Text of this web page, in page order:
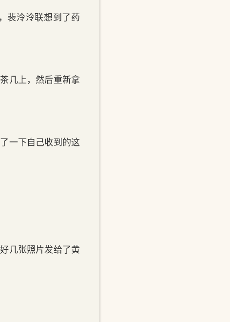
裴泠泠联想到了药
几上，然后重新拿
一下自己收到的这
几张照片发给了黄